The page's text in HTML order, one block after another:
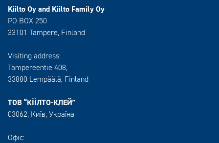
Kiilto Oy and Kiilto Family Oy
PO BOX 250
33101 Tampere, Finland
Visiting address:
Tampereentie 408,
33880 Lempäälä, Finland
ТОВ “КІІЛТО-КЛЕЙ”
03062, Київ, Україна
Офіс: